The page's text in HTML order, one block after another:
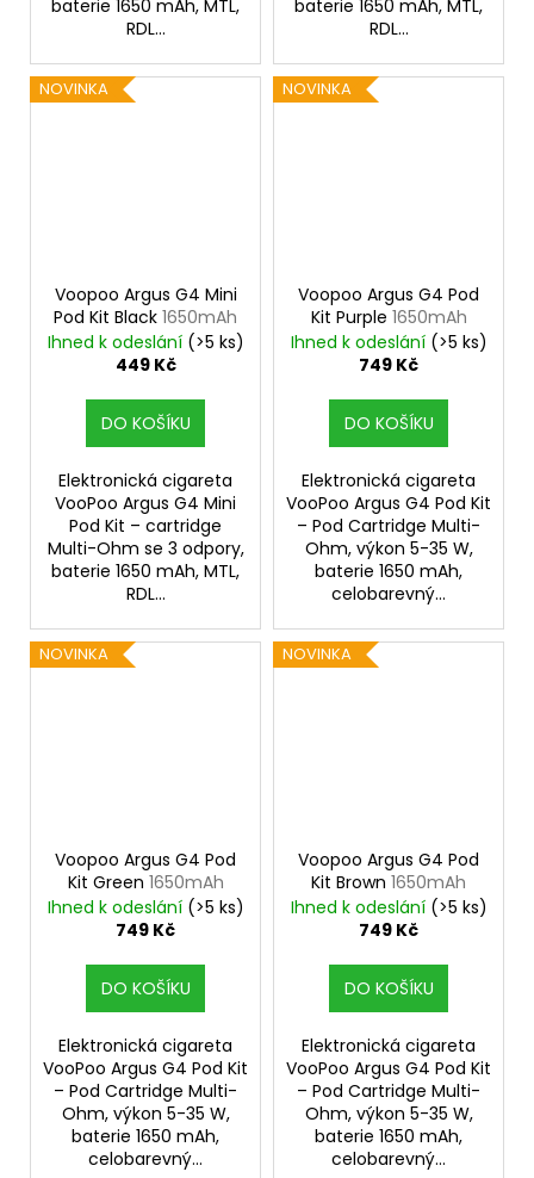
baterie 1650 mAh, MTL,
RDL...
baterie 1650 mAh, MTL,
RDL...
NOVINKA
Voopoo Argus G4 Mini
Pod Kit Black 1650mAh
Ihned k odeslání (>5 ks)
449 Kč
DO KOŠÍKU
Elektronická cigareta
VooPoo Argus G4 Mini
Pod Kit – cartridge
Multi-Ohm se 3 odpory,
baterie 1650 mAh, MTL,
RDL...
NOVINKA
Voopoo Argus G4 Pod
Kit Purple 1650mAh
Ihned k odeslání (>5 ks)
749 Kč
DO KOŠÍKU
Elektronická cigareta
VooPoo Argus G4 Pod Kit
– Pod Cartridge Multi-
Ohm, výkon 5-35 W,
baterie 1650 mAh,
celobarevný...
NOVINKA
Voopoo Argus G4 Pod
Kit Green 1650mAh
Ihned k odeslání (>5 ks)
749 Kč
DO KOŠÍKU
Elektronická cigareta
VooPoo Argus G4 Pod Kit
– Pod Cartridge Multi-
Ohm, výkon 5-35 W,
baterie 1650 mAh,
celobarevný...
NOVINKA
Voopoo Argus G4 Pod
Kit Brown 1650mAh
Ihned k odeslání (>5 ks)
749 Kč
DO KOŠÍKU
Elektronická cigareta
VooPoo Argus G4 Pod Kit
– Pod Cartridge Multi-
Ohm, výkon 5-35 W,
baterie 1650 mAh,
celobarevný...